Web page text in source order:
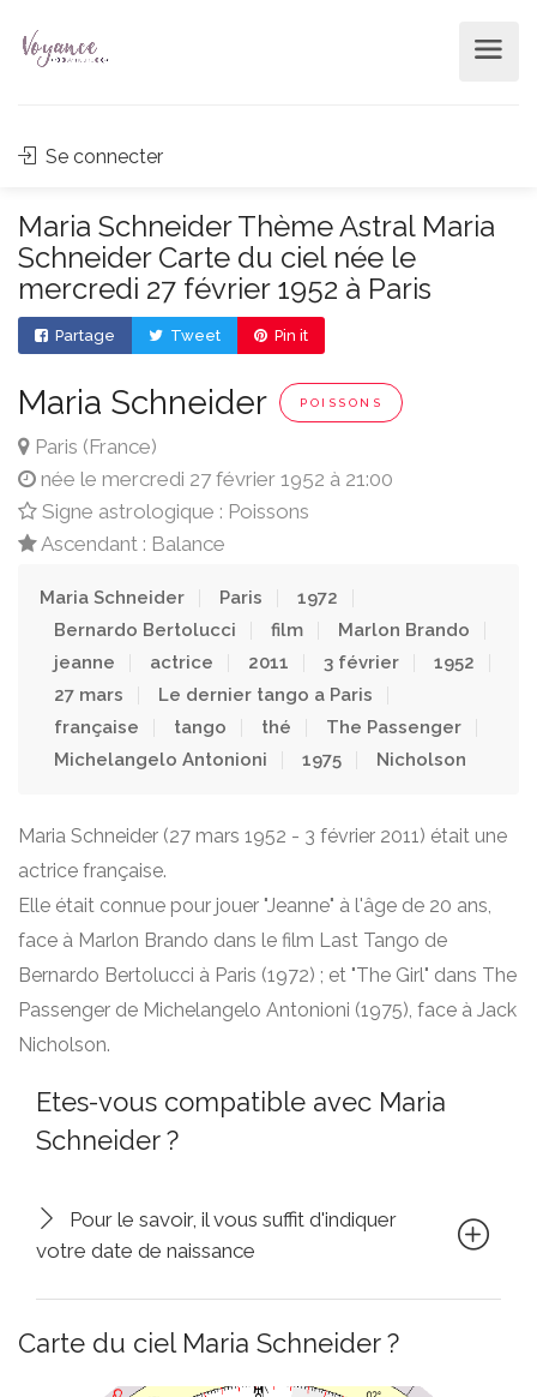
Se connecter
Maria Schneider Thème Astral Maria
Schneider Carte du ciel née le
mercredi 27 février 1952 à Paris
Partage Tweet Pin it
Maria Schneider POISSONS
Paris (France)
née le mercredi 27 février 1952 à 21:00
Signe astrologique : Poissons
Ascendant : Balance
Maria Schneider Paris
1972
Bernardo Bertolucci
film
Marlon Brando
jeanne
actrice 2011 3 février
1952
27 mars
Le dernier tango a Paris
française
tango thé
The Passenger
Michelangelo Antonioni
1975 Nicholson
Maria Schneider (27 mars 1952 - 3 février 2011) était une
actrice française.
Elle était connue pour jouer "Jeanne" à l'âge de 20 ans,
face à Marlon Brando dans le film Last Tango de
Bernardo Bertolucci à Paris (1972) ; et "The Girl" dans The
Passenger de Michelangelo Antonioni (1975), face à Jack
Nicholson.
Etes-vous compatible avec Maria
Schneider ?
Pour le savoir, il vous suffit d'indiquer
votre date de naissance
Carte du ciel Maria Schneider ?